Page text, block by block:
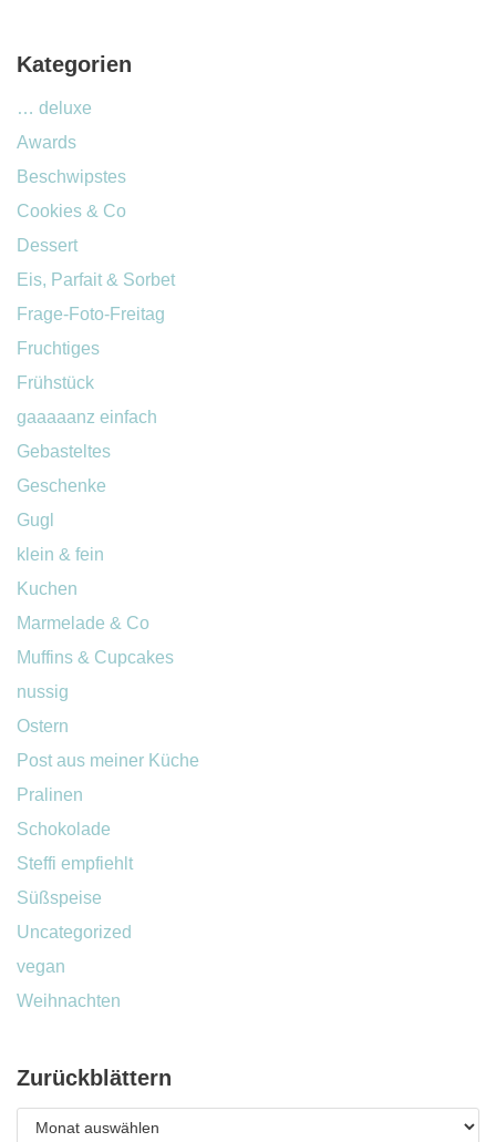
Kategorien
… deluxe
Awards
Beschwipstes
Cookies & Co
Dessert
Eis, Parfait & Sorbet
Frage-Foto-Freitag
Fruchtiges
Frühstück
gaaaaanz einfach
Gebasteltes
Geschenke
Gugl
klein & fein
Kuchen
Marmelade & Co
Muffins & Cupcakes
nussig
Ostern
Post aus meiner Küche
Pralinen
Schokolade
Steffi empfiehlt
Süßspeise
Uncategorized
vegan
Weihnachten
Zurückblättern